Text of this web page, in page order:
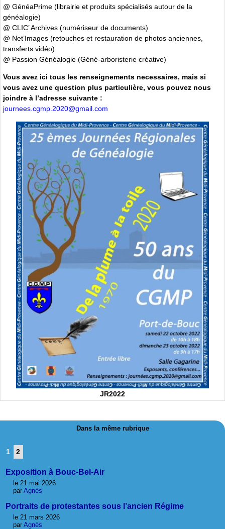
@ GénéaPrime (librairie et produits spécialisés autour de la
généalogie)
@ CLIC’ Archives (numériseur de documents)
@ Net’Images (retouches et restauration de photos anciennes,
transferts vidéo)
@ Passion Généalogie (Géné-arboristerie créative)
Vous avez ici tous les renseignements necessaires, mais si
vous avez une question plus particulière, vous pouvez nous
joindre à l’adresse suivante :
journees.cgmp.2020@gmail.com
JR2022
Dans la même rubrique
1 2
Exposition à Bouc-Bel-Air
le 21 mai 2026
par Agnès
Portraits de protestantes sous l’ancien Régime
le 21 mars 2026
par Agnès